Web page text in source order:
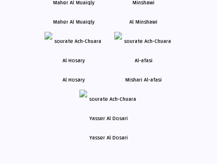
Maher Al Muaiqly Al Minshawi
Al Hosary Mishari Al-afasi
Yasser Al Dosari